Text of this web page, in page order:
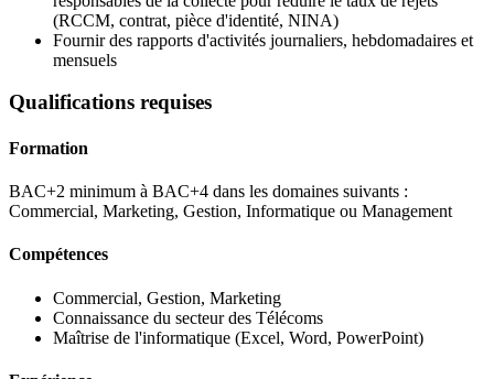
(RCCM, contrat, pièce d'identité, NINA)
Fournir des rapports d'activités journaliers, hebdomadaires et
mensuels
Qualifications requises
Formation
BAC+2 minimum à BAC+4 dans les domaines suivants :
Commercial, Marketing, Gestion, Informatique ou Management
Compétences
Commercial, Gestion, Marketing
Connaissance du secteur des Télécoms
Maîtrise de l'informatique (Excel, Word, PowerPoint)